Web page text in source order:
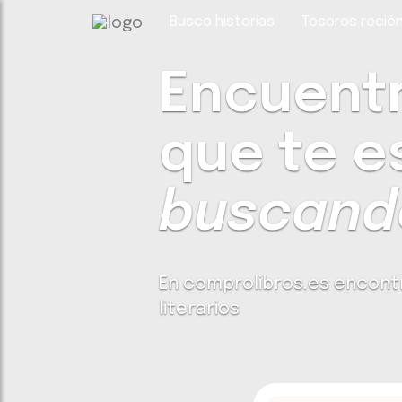
que te
En comprolibros.es
literarios